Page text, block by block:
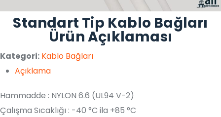
Standart Tip Kablo Bağları
Ürün Açıklaması
Kategori: Kablo Bağları
Açıklama
Hammadde : NYLON 6.6 (UL94 V-2)
Çalışma Sıcaklığı : -40 °C ila +85 °C